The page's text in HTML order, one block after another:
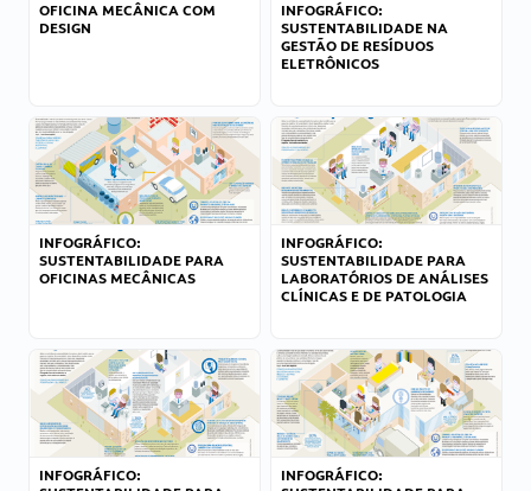
OFICINA MECÂNICA COM
DESIGN
INFOGRÁFICO:
SUSTENTABILIDADE NA
GESTÃO DE RESÍDUOS
ELETRÔNICOS
INFOGRÁFICO:
SUSTENTABILIDADE PARA
OFICINAS MECÂNICAS
INFOGRÁFICO:
SUSTENTABILIDADE PARA
LABORATÓRIOS DE ANÁLISES
CLÍNICAS E DE PATOLOGIA
INFOGRÁFICO:
INFOGRÁFICO: